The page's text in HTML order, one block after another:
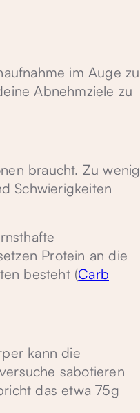
im Auge zu
Abnehmziele zu
braucht. Zu wenig
Schwierigkeiten
Protein an die
besteht (Carb
kann die
sabotieren
das etwa 75g